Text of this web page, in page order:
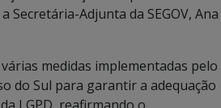
Secretária-Adjunta da SEGOV, Ana
medidas implementadas pelo
do Sul para garantir a adequação